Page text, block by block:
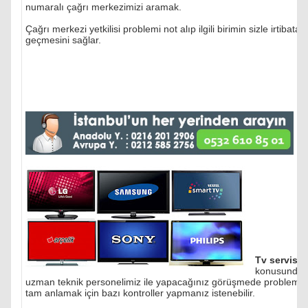
numaralı çağrı merkezimizi aramak.
Çağrı merkezi yetkilisi problemi not alıp ilgili birimin sizle irtibata
geçmesini sağlar.
Tv servisi
konusunda
uzman teknik personelimiz ile yapacağınız görüşmede problemi
tam anlamak için bazı kontroller yapmanız istenebilir.